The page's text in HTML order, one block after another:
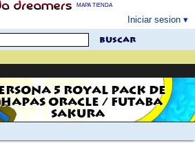
MAPA TIENDA
Iniciar sesion
buscar
5 ROYAL PACK DE
ORACLE / FUTABA
SAKURA